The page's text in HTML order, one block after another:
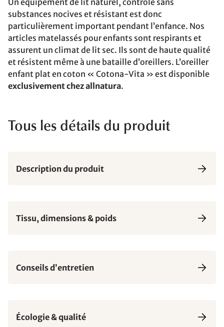
Un équipement de lit naturel, contrôlé sans
substances nocives et résistant est donc
particulièrement important pendant l’enfance. Nos
articles matelassés pour enfants sont respirants et
assurent un climat de lit sec. Ils sont de haute qualité
et résistent même à une bataille d’oreillers. L’oreiller
enfant plat en coton « Cotona-Vita » est disponible
exclusivement chez allnatura.
Tous les détails du produit
Description du produit
Tissu, dimensions & poids
Conseils d’entretien
Écologie & qualité